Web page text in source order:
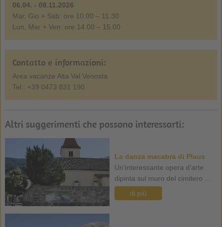
06.04. - 08.11.2026
Mar, Gio + Sab: ore 10.00 – 11.30
Lun, Mer + Ven: ore 14.00 – 15.00
Contatto e informazioni:
Area vacanze Alta Val Venosta
Tel.: +39 0473 831 190
Altri suggerimenti che possono interessarti:
La danza macabra di Plaus
Un'interessante opera d'arte
dipinta sul muro del cimitero ...
di più